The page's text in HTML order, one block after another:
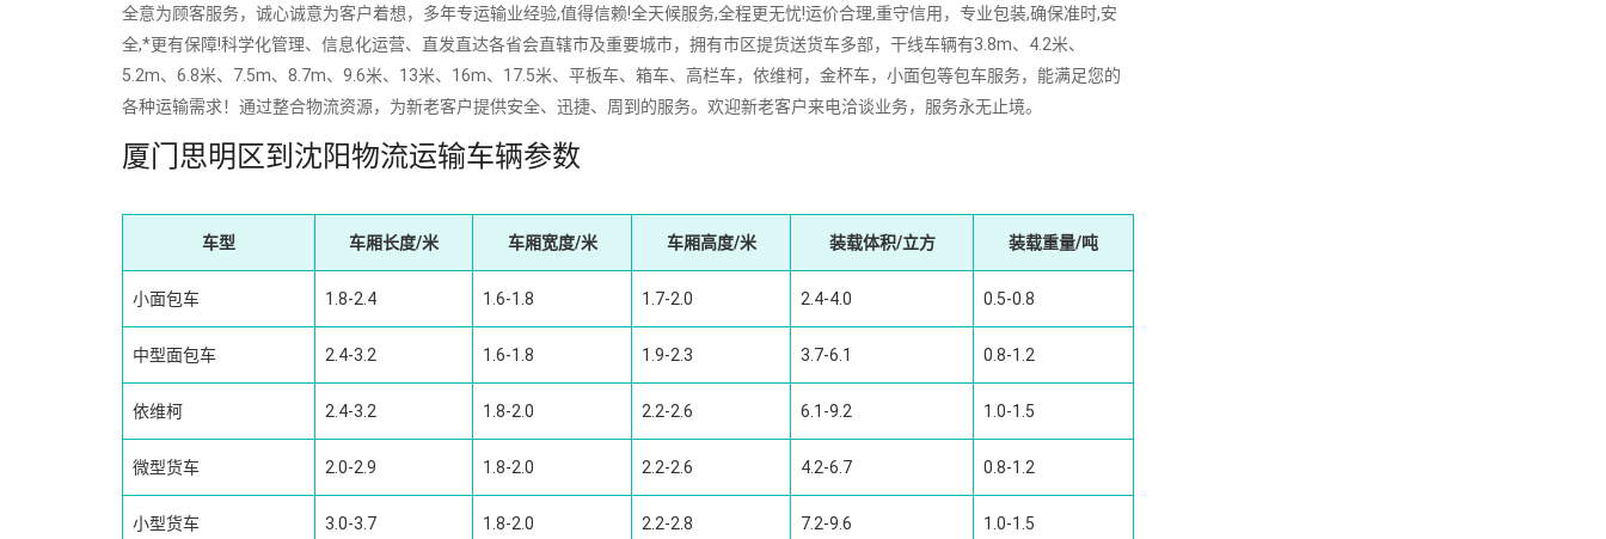
全意为顾客服务，诚心诚意为客户着想，多年专运输业经验,值得信赖!全天候服务,全程更无忧!运价合理,重守信用，专业包装,确保准时,安
全,*更有保障!科学化管理、信息化运营、直发直达各省会直辖市及重要城市，拥有市区提货送货车多部，干线车辆有3.8m、4.2米、
5.2m、6.8米、7.5m、8.7m、9.6米、13米、16m、17.5米、平板车、箱车、高栏车，依维柯，金杯车，小面包等包车服务，能满足您的
各种运输需求！通过整合物流资源，为新老客户提供安全、迅捷、周到的服务。欢迎新老客户来电洽谈业务，服务永无止境。
厦门思明区到沈阳物流运输车辆参数
车型 车厢长度/米 车厢宽度/米 车厢高度/米 装载体积/立方 装载重量/吨
小面包车 1.8-2.4 1.6-1.8 1.7-2.0 2.4-4.0 0.5-0.8
中型面包车 2.4-3.2 1.6-1.8 1.9-2.3 3.7-6.1 0.8-1.2
依维柯 2.4-3.2 1.8-2.0 2.2-2.6 6.1-9.2 1.0-1.5
微型货车 2.0-2.9 1.8-2.0 2.2-2.6 4.2-6.7 0.8-1.2
小型货车 3.0-3.7 1.8-2.0 2.2-2.8 7.2-9.6 1.0-1.5